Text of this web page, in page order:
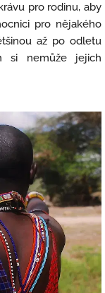
pro rodinu, aby
pro nějakého
až po odletu
si nemůže jejich